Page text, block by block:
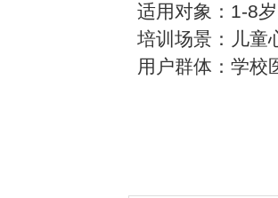
适用对象：1-8
培训场景：儿童
用户群体：学校